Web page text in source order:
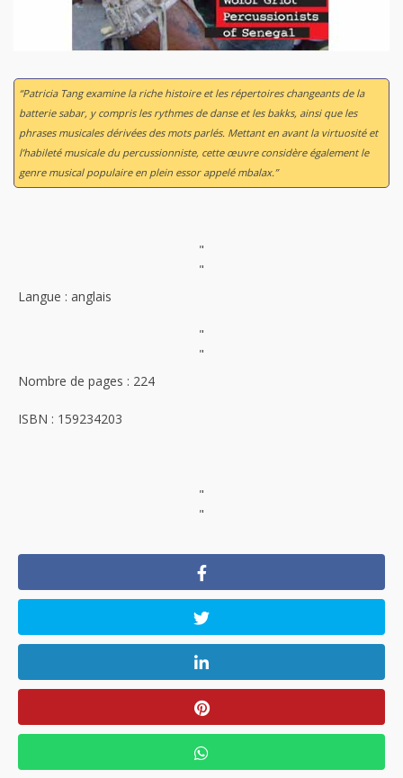
“Patricia Tang examine la riche histoire et les répertoires changeants de la
batterie sabar, y compris les rythmes de danse et les bakks, ainsi que les
phrases musicales dérivées des mots parlés. Mettant en avant la virtuosité et
l’habileté musicale du percussionniste, cette œuvre considère également le
genre musical populaire en plein essor appelé mbalax.”
"
"
Langue : anglais
"
"
Nombre de pages : 224
ISBN : 159234203
"
"